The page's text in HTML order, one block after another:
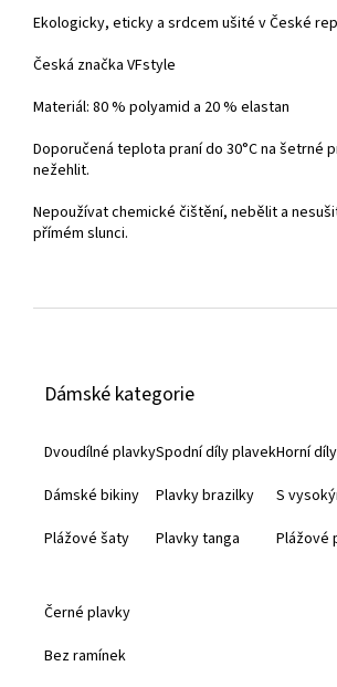
Ekologicky, eticky a srdcem ušité v České
Česká značka VFstyle
Materiál: 80 % polyamid a 20 % elastan
Doporučená teplota praní do 30°C na šetrné
nežehlit.
Nepoužívat chemické čištění, nebělit a
přímém slunci.
Dámské kategorie
Dvoudílné plavky
Dámské bikiny
Plážové šaty
Spodní díly plavek
Plavky brazilky
Plavky tanga
Horní
S
Plážové
Černé plavky
Bez ramínek